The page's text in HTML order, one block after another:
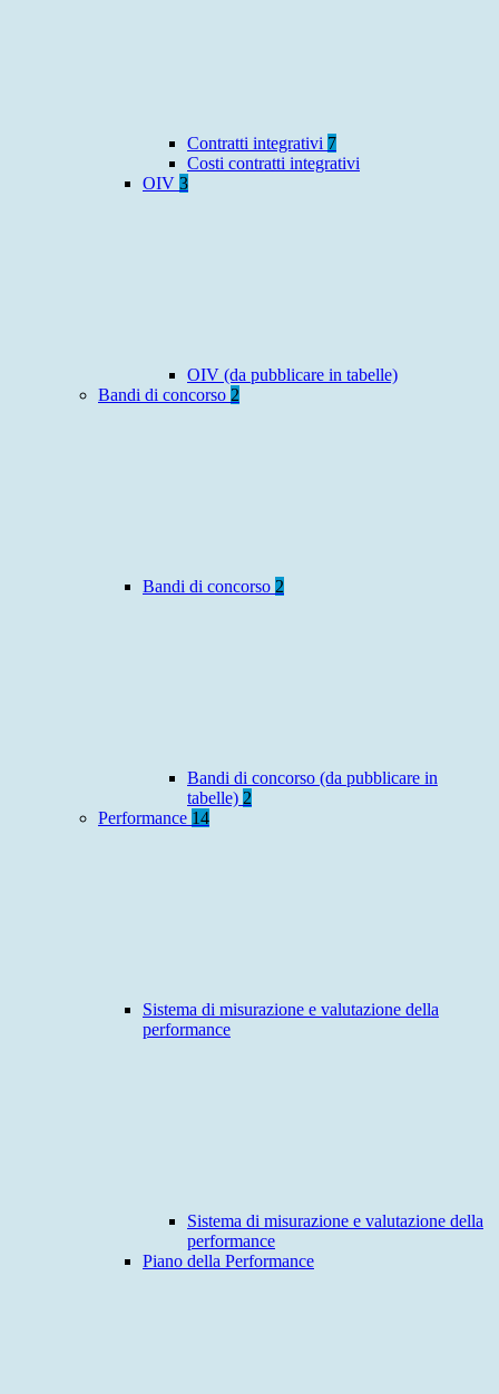
Contratti integrativi 7
Costi contratti integrativi
OIV 3
OIV (da pubblicare in tabelle)
Bandi di concorso 2
Bandi di concorso 2
Bandi di concorso (da pubblicare in
tabelle) 2
Performance 14
Sistema di misurazione e valutazione della
performance
Sistema di misurazione e valutazione della
performance
Piano della Performance